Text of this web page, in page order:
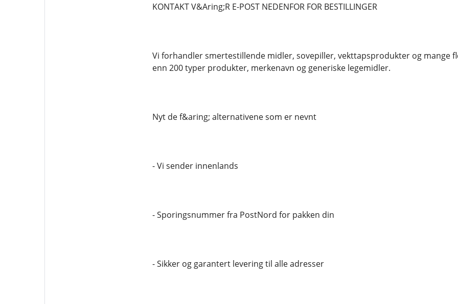
KONTAKT V&Aring;R E-POST NEDENFOR FOR BESTILLINGER
Vi forhandler smertestillende midler, sovepiller, vekttapsprodukter og mange
enn 200 typer produkter, merkenavn og generiske legemidler.
Nyt de f&aring; alternativene som er nevnt
- Vi sender innenlands
- Sporingsnummer fra PostNord for pakken din
- Sikker og garantert levering til alle adresser